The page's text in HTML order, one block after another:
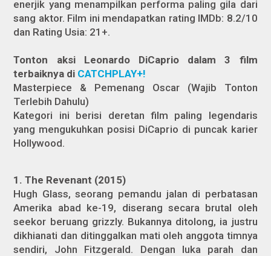
enerjik yang menampilkan performa paling gila dari
sang aktor. Film ini mendapatkan rating IMDb: 8.2/10
dan Rating Usia: 21+.
Tonton aksi Leonardo DiCaprio dalam 3 film
terbaiknya di CATCHPLAY+!
Masterpiece & Pemenang Oscar (Wajib Tonton
Terlebih Dahulu)
Kategori ini berisi deretan film paling legendaris
yang mengukuhkan posisi DiCaprio di puncak karier
Hollywood.
1. The Revenant (2015)
Hugh Glass, seorang pemandu jalan di perbatasan
Amerika abad ke-19, diserang secara brutal oleh
seekor beruang grizzly. Bukannya ditolong, ia justru
dikhianati dan ditinggalkan mati oleh anggota timnya
sendiri, John Fitzgerald. Dengan luka parah dan